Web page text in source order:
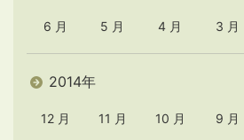
6 月 5 月 4 月 3 月
2014年
12 月 11 月 10 月 9 月